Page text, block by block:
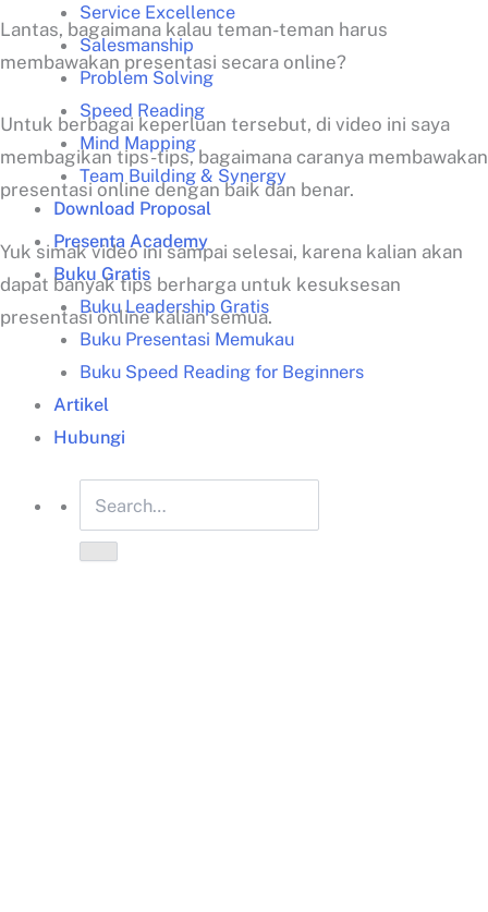
Service Excellence
Salesmanship
Problem Solving
Speed Reading
Mind Mapping
Team Building & Synergy
Download Proposal
Presenta Academy
Buku Gratis
Buku Leadership Gratis
Buku Presentasi Memukau
Buku Speed Reading for Beginners
Artikel
Hubungi
Lantas, bagaimana kalau teman-teman harus
membawakan presentasi secara online?
Untuk berbagai keperluan tersebut, di video ini saya
membagikan tips-tips, bagaimana caranya membawakan
presentasi online dengan baik dan benar.
Yuk simak video ini sampai selesai, karena kalian akan
dapat banyak tips berharga untuk kesuksesan
presentasi online kalian semua.